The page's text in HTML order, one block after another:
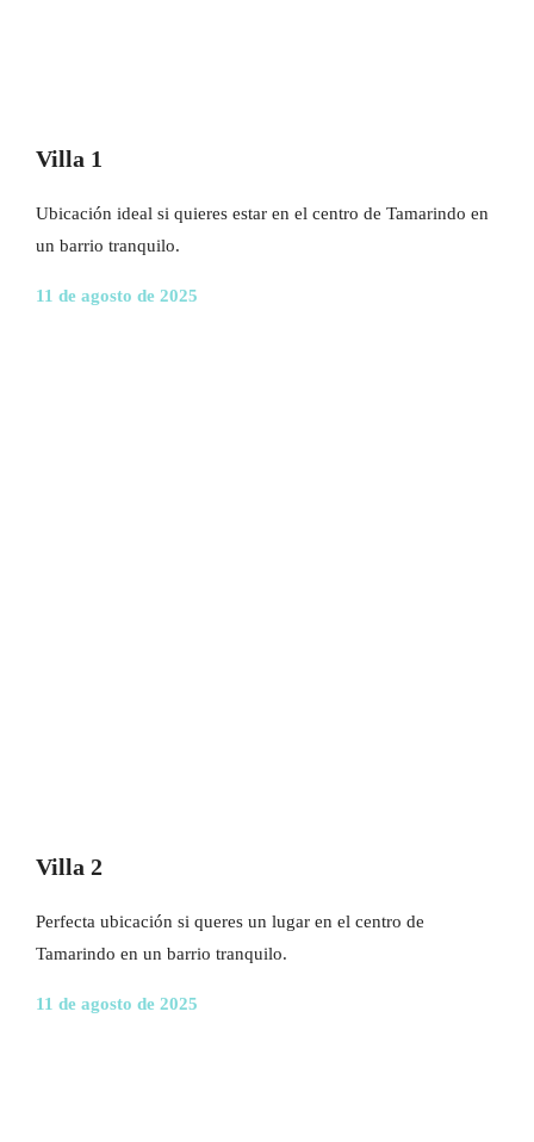
Villa 1
Ubicación ideal si quieres estar en el centro de Tamarindo en
un barrio tranquilo.
11 de agosto de 2025
Villa 2
Perfecta ubicación si queres un lugar en el centro de
Tamarindo en un barrio tranquilo.
11 de agosto de 2025